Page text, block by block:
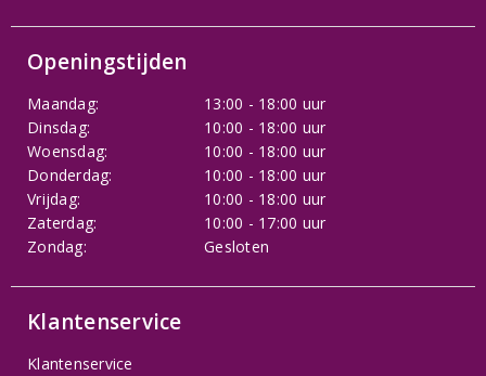
Openingstijden
Maandag:
13:00 - 18:00 uur
Dinsdag:
10:00 - 18:00 uur
Woensdag:
10:00 - 18:00 uur
Donderdag:
10:00 - 18:00 uur
Vrijdag:
10:00 - 18:00 uur
Zaterdag:
10:00 - 17:00 uur
Zondag:
Gesloten
Klantenservice
Klantenservice